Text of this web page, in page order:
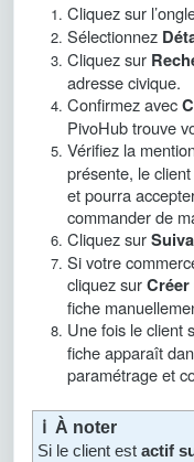
Cliquez sur
Sélectionnez
Cliquez sur
adresse civique.
Confirmez avec
PivoHub trouve
Vérifiez la
présente, le
et pourra
commander de
Cliquez sur
Si votre
cliquez sur
fiche
Une fois le client
fiche apparaît
paramétrage et
ℹ️ À noter
Si le client est actif